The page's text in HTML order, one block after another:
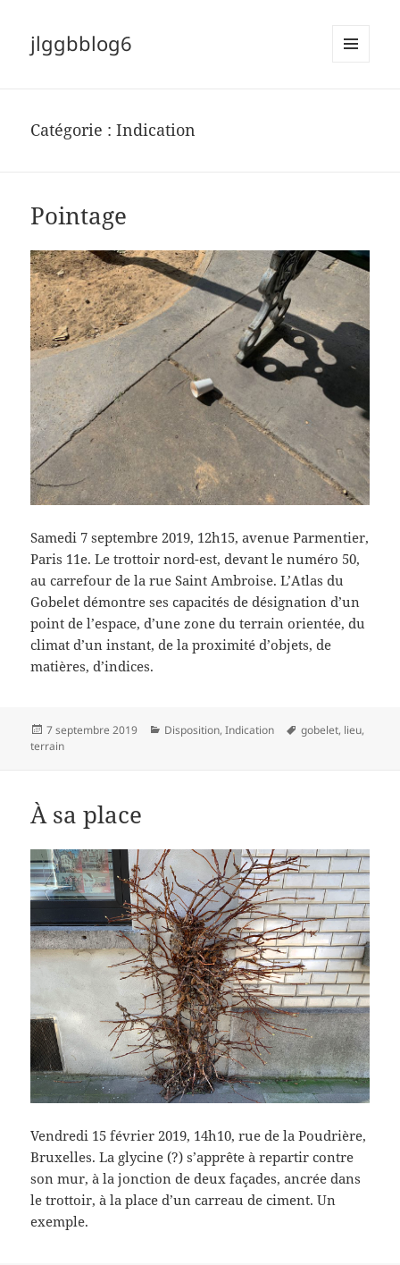
jlggbblog6
Catégorie :Indication
Pointage
Samedi 7 septembre 2019, 12h15, avenue Parmentier,
Paris 11e. Le trottoir nord-est, devant le numéro 50,
au carrefour de la rue Saint Ambroise. L’Atlas du
Gobelet démontre ses capacités de désignation d’un
point de l’espace, d’une zone du terrain orientée, du
climat d’un instant, de la proximité d’objets, de
matières, d’indices.
Publié
le
7 septembre 2019 Catégories
Disposition,Indication
Mots-
gobelet, lieu,
terrain
À sa place
Vendredi 15 février 2019, 14h10, rue de la Poudrière,
Bruxelles. La glycine (?) s’apprête à repartir contre
son mur, à la jonction de deux façades, ancrée dans
le trottoir, à la place d’un carreau de ciment. Un
exemple.